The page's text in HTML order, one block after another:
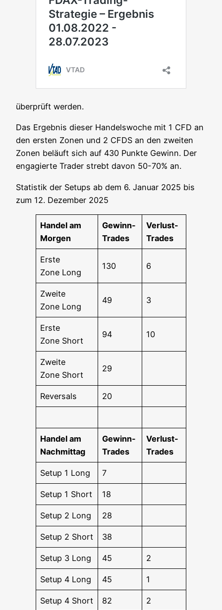
über­prüft werden.
Das Ergeb­nis die­ser Han­dels­wo­che mit 1 CFD an
den ers­ten Zonen und 2 CFDS an den zwei­ten
Zonen beläuft sich auf 430 Punk­te Gewinn. Der
enga­gier­te Trader strebt davon 50-70% an.
Sta­tis­tik der Set­ups ab dem 6. Janu­ar 2025 bis
zum 12. Dezem­ber 2025
Han­del am
Morgen
Gewinn-
Trades
Ver­lust-
Trades
Ers­te
Zone Long
130 6
Zwei­te
Zone Long
49 3
Ers­te
Zone Short
94 10
Zwei­te
Zone Short
29
Rever­sals 20
Han­del am
Nachmittag
Gewinn-
Trades
Ver­lust-
Trades
Set­up 1 Long 7
Set­up 1 Short 18
Set­up 2 Long 28
Set­up 2 Short 38
Set­up 3 Long 45 2
Set­up 4 Long 45 1
Set­up 4 Short 82 2